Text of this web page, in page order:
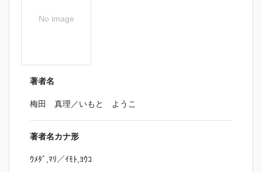
No image
著者名
梅田 真理／いもと ようこ
著者名カナ形
ｳﾒﾀﾞ,ﾏﾘ／ｲﾓﾄ,ﾖｳｺ